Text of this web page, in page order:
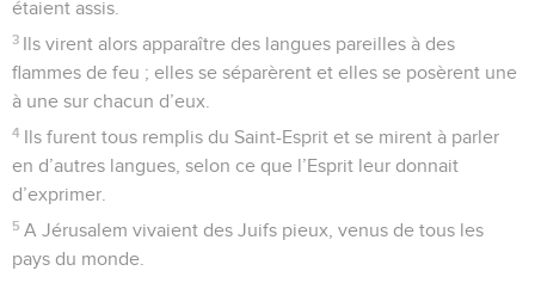
étaient assis.
3 Ils virent alors apparaître des langues pareilles à des
flammes de feu ; elles se séparèrent et elles se posèrent une
à une sur chacun d’eux.
4 Ils furent tous remplis du Saint-Esprit et se mirent à parler
en d’autres langues, selon ce que l’Esprit leur donnait
d’exprimer.
5 A Jérusalem vivaient des Juifs pieux, venus de tous les
pays du monde.